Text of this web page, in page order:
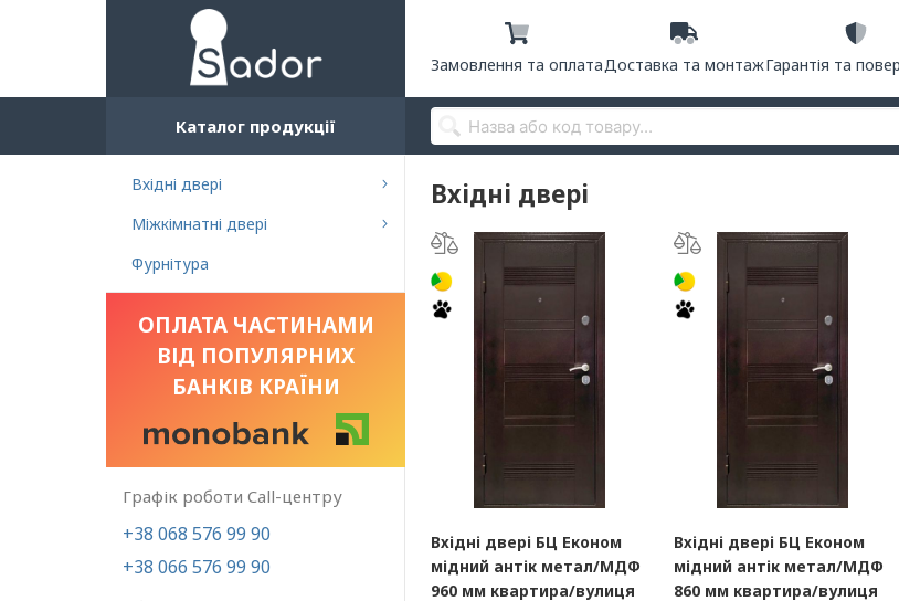
Замовлення та оплатаДоставка та монтажГарантія та
Каталог продукції
Вхідні двері
Міжкімнатні двері
Фурнітура
ОПЛАТА ЧАСТИНАМИ
ВІД ПОПУЛЯРНИХ
БАНКІВ КРАЇНИ
Графік роботи Call-центру
+38 068 576 99 90
+38 066 576 99 90
Вхідні двері
Вхідні двері БЦ Економ
мідний антік метал/МДФ
960 мм квартира/вулиця
Вхідні двері БЦ Економ
мідний антік метал/МДФ
860 мм квартира/вулиця